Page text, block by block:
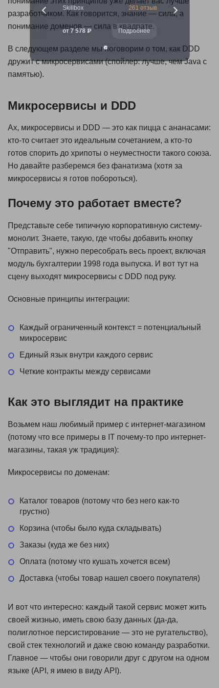
разработчиком. Как говорится, знание — сила, а
понимание доменов — сила в квадрате.
В следующем разделе мы поговорим о том, как DDD
дружит с микросервисами (спойлер: лучше, чем Java с
памятью).
Микросервисы и DDD
Ах, микросервисы и DDD — это как пицца с ананасами:
кто-то считает это идеальным сочетанием, а кто-то
готов спорить до хрипоты о неуместности такого союза.
Но давайте разберемся без фанатизма (хотя за
микросервисы я готов побороться).
Почему это работает вместе?
Представьте себе типичную корпоративную систему-
монолит. Знаете, такую, где чтобы добавить кнопку
"Отправить", нужно пересобрать весь проект, включая
модуль бухгалтерии 1998 года выпуска. И вот тут на
сцену выходят микросервисы с DDD под руку.
Основные принципы интеграции:
Каждый ограниченный контекст = потенциальный
микросервис
Единый язык внутри каждого сервис
Четкие контракты между сервисами
Как это выглядит на практике
Возьмем наш любимый пример с интернет-магазином
(потому что все примеры в IT почему-то про интернет-
магазины, такая уж традиция):
Микросервисы по доменам:
Каталог товаров (потому что без него как-то
грустно)
Корзина (чтобы было куда складывать)
Заказы (куда же без них)
Оплата (потому что кушать хочется всем)
Доставка (чтобы товар нашел своего покупателя)
И вот что интересно: каждый такой сервис может жить
своей жизнью, иметь свою базу данных (да-да,
полиглотное персистирование — это не ругательство),
свой стек технологий и даже свою команду разработки.
Главное — чтобы они говорили друг с другом на одном
языке (API, я имею в виду API).
15 отзывов
Подробнее
Skillbox 261 отзыв
от 7 578 ₽ Подробнее